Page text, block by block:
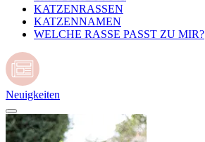
KATZENRASSEN
KATZENNAMEN
WELCHE RASSE PASST ZU MIR?
Neuigkeiten